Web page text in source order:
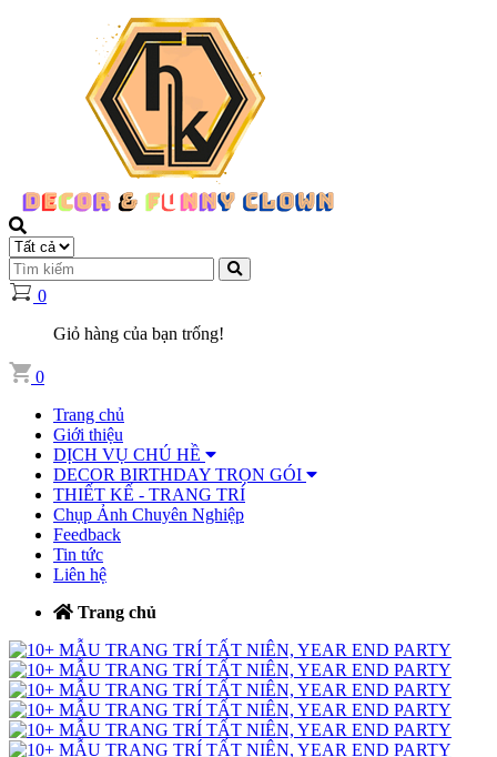
0
Giỏ hàng của bạn trống!
0
Trang chủ
Giới thiệu
DỊCH VỤ CHÚ HỀ
DECOR BIRTHDAY TRỌN GÓI
THIẾT KẾ - TRANG TRÍ
Chụp Ảnh Chuyên Nghiệp
Feedback
Tin tức
Liên hệ
Trang chủ